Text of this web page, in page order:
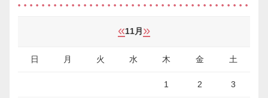
«11月 »
日 月 火 水 木 金 土
1 2 3